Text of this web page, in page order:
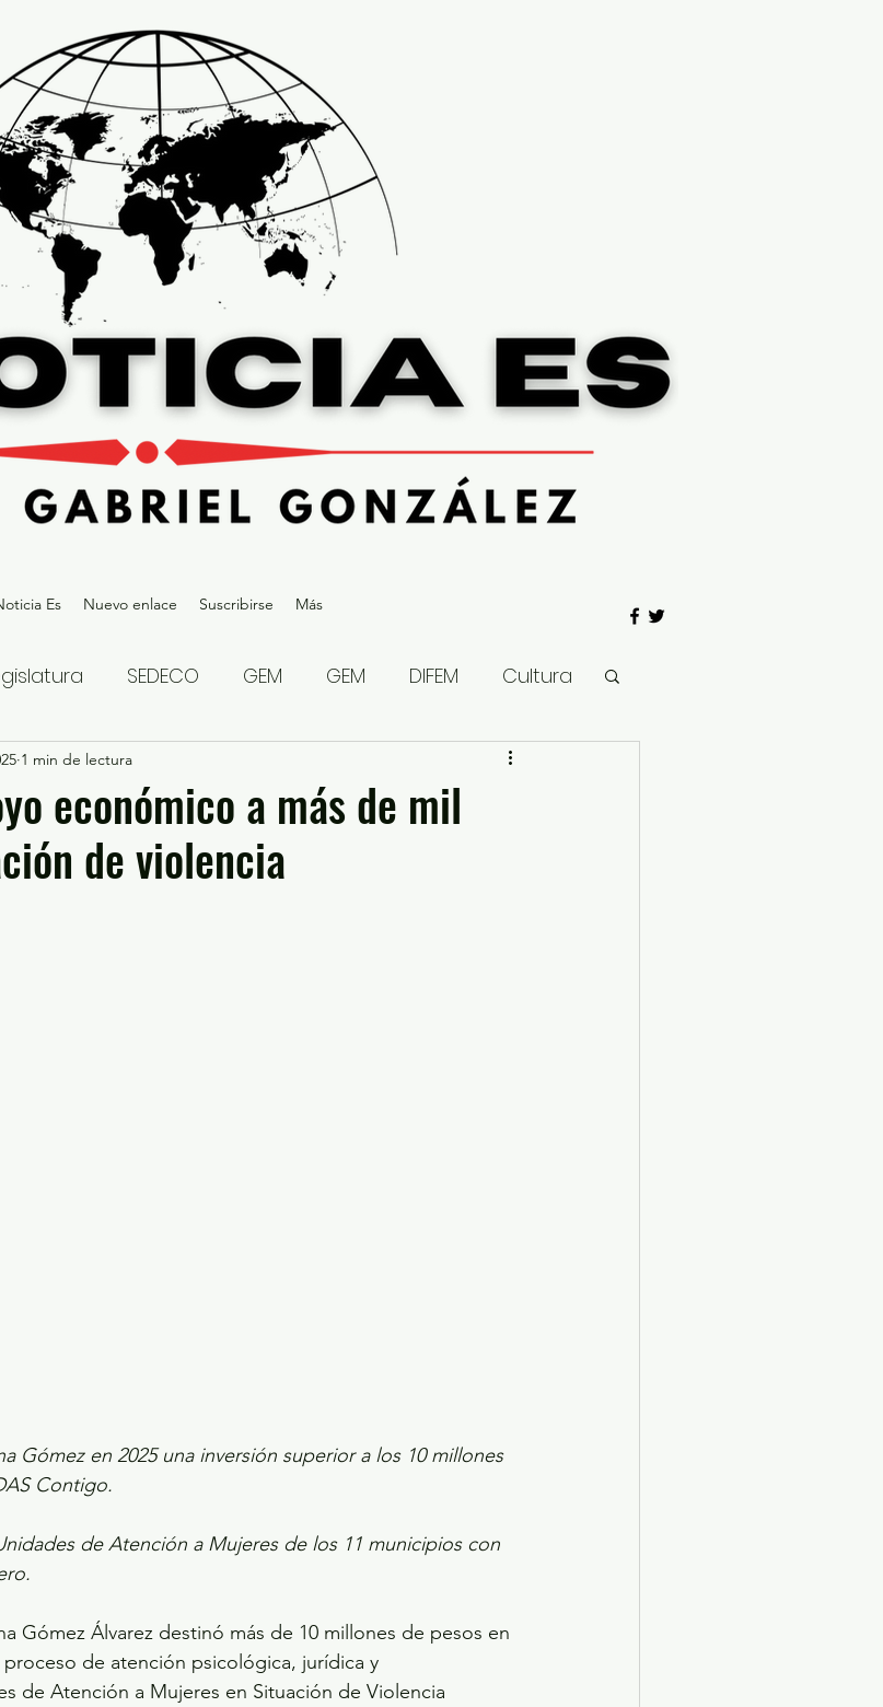
Es Nuevo enlace Suscribirse Más
SEDECO GEM GEM DIFEM Cultura
Edoméx 2023
Denuncia Ciudadana
económico a más de mil
de violencia
1 min de lectura
Gómez en 2025 una inversión superior a los 10 millones
Contigo.
de Atención a Mujeres de los 11 municipios con
Gómez Álvarez destinó más de 10 millones de pesos en
proceso de atención psicológica, jurídica y
de Atención a Mujeres en Situación de Violencia